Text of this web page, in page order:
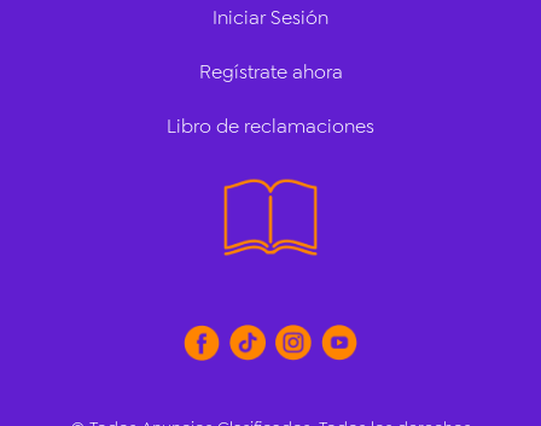
Iniciar Sesión
Regístrate ahora
Libro de reclamaciones